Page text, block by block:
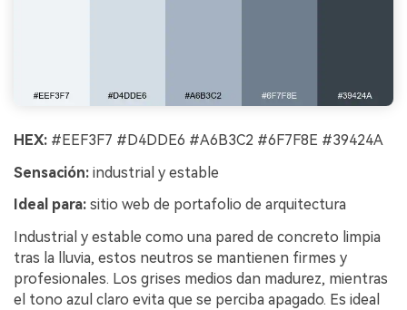
HEX: #EEF3F7 #D4DDE6 #A6B3C2 #6F7F8E #39424A
Sensación: industrial y estable
Ideal para: sitio web de portafolio de arquitectura
Industrial y estable como una pared de concreto limpia
tras la lluvia, estos neutros se mantienen firmes y
profesionales. Los grises medios dan madurez, mientras
el tono azul claro evita que se perciba apagado. Es ideal